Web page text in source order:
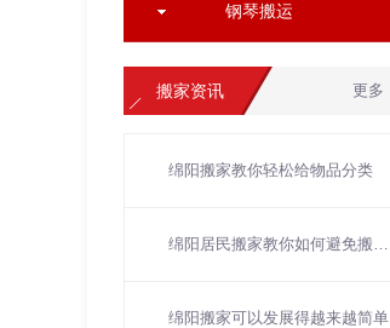
钢琴搬运
更多
搬家资讯
绵阳搬家教你轻松给物品分类
绵阳居民搬家教你如何避免搬家“陷阱”
绵阳搬家可以发展得越来越简单